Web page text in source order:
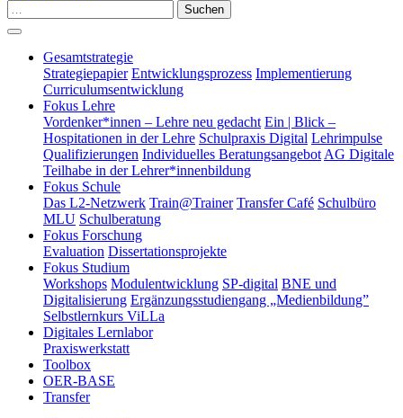
Suchen
Gesamtstrategie
Strategiepapier Entwicklungsprozess Implementierung
Curriculumsentwicklung
Fokus Lehre
Vordenker*innen – Lehre neu gedacht Ein | Blick –
Hospitationen in der Lehre Schulpraxis Digital Lehrimpulse
Qualifizierungen Individuelles Beratungsangebot AG Digitale
Teilhabe in der Lehrer*innenbildung
Fokus Schule
Das L2-Netzwerk Train@Trainer Transfer Café Schulbüro
MLU Schulberatung
Fokus Forschung
Evaluation Dissertationsprojekte
Fokus Studium
Workshops Modulentwicklung SP-digital BNE und
Digitalisierung Ergänzungsstudiengang „Medienbildung”
Selbstlernkurs ViLLa
Digitales Lernlabor
Praxiswerkstatt
Toolbox
OER-BASE
Transfer